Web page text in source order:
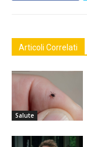
Articoli Correlati
Salute